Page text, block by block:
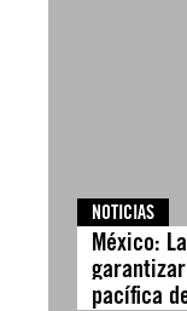
NOTICIAS
México:
pacífica